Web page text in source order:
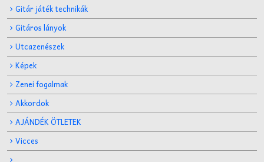
Gitár játék technikák
Gitáros lányok
Utcazenészek
Képek
Zenei fogalmak
Akkordok
AJÁNDÉK ÖTLETEK
Vicces